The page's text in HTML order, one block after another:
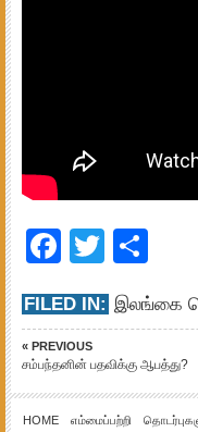
Facebook
Twitter
FILED IN: இலங்கை
« PREVIOUS
சம்பந்தனின் பதவிக்கு ஆபத்து?
HOME எம்மைப்பற்றி